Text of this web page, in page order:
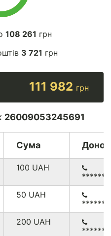
108 261 грн
3 721 грн
111 982 грн
26009053245691
Сума Донор
100 UAH
50 UAH
200 UAH